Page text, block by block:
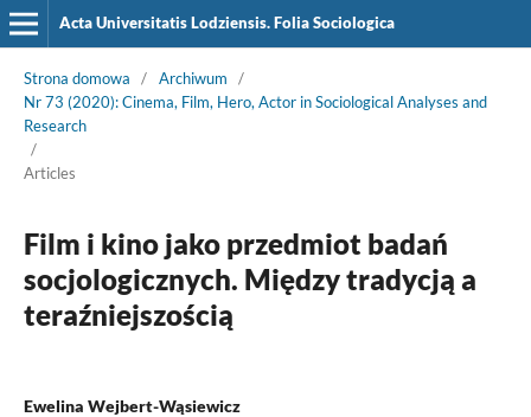
Acta Universitatis Lodziensis. Folia Sociologica
Strona domowa / Archiwum
/
Nr 73 (2020): Cinema, Film, Hero, Actor in Sociological Analyses and
Research
/
Articles
Film i kino jako przedmiot badań
socjologicznych. Między tradycją a
teraźniejszością
Ewelina Wejbert-Wąsiewicz